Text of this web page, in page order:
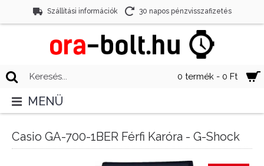
Szállítási információk 30 napos pénzvisszafizetés
0 termék - 0 Ft
MENÜ
Casio GA-700-1BER Férfi Karóra - G-Shock